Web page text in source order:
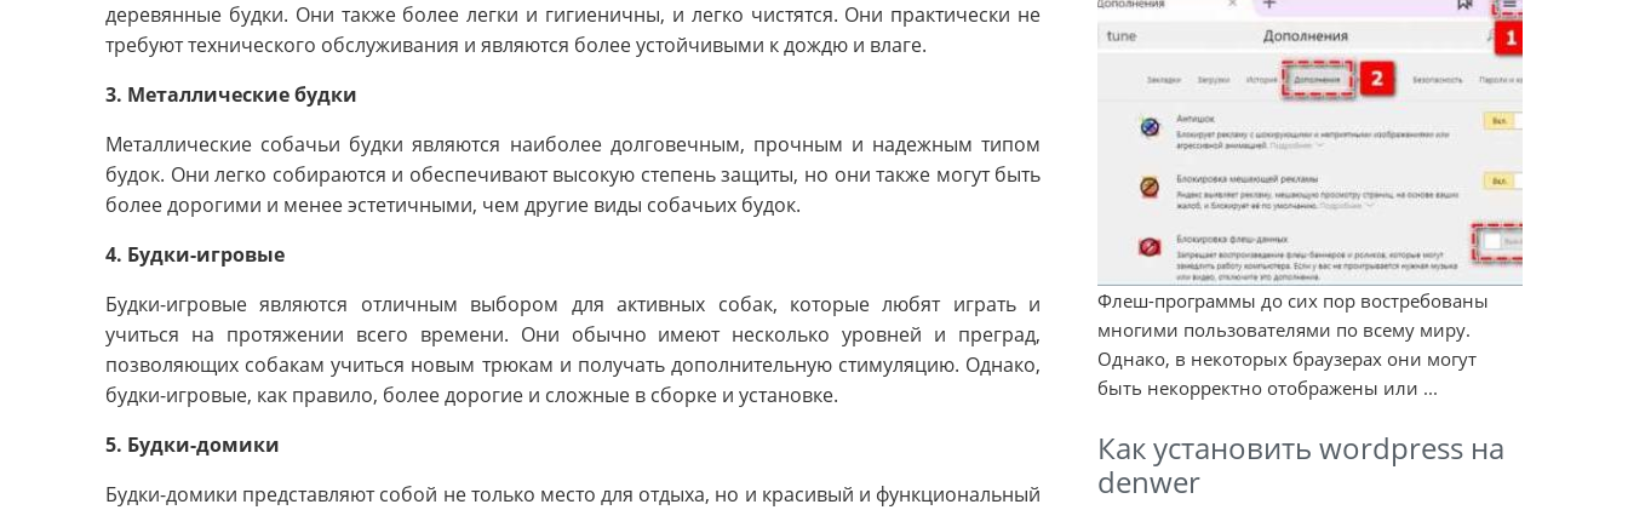
деревянные будки. Они также более легки и гигиеничны, и легко чистятся. Они практически не
требуют технического обслуживания и являются более устойчивыми к дождю и влаге.
3. Металлические будки
Металлические собачьи будки являются наиболее долговечным, прочным и надежным типом
будок. Они легко собираются и обеспечивают высокую степень защиты, но они также могут быть
более дорогими и менее эстетичными, чем другие виды собачьих будок.
4. Будки-игровые
Будки-игровые являются отличным выбором для активных собак, которые любят играть и
учиться на протяжении всего времени. Они обычно имеют несколько уровней и преград,
позволяющих собакам учиться новым трюкам и получать дополнительную стимуляцию. Однако,
будки-игровые, как правило, более дорогие и сложные в сборке и установке.
5. Будки-домики
Будки-домики представляют собой не только место для отдыха, но и красивый и функциональный
Флеш-программы до сих пор востребованы
многими пользователями по всему миру.
Однако, в некоторых браузерах они могут
быть некорректно отображены или ...
Как установить wordpress на
denwer